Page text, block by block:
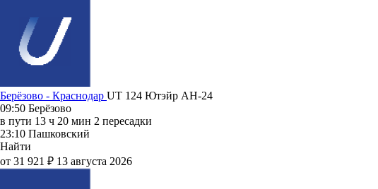
Берёзово - Краснодар UT 124 Ютэйр АН-24
09:50 Берёзово
в пути 13 ч 20 мин 2 пересадки
23:10 Пашковский
Найти
от 31 921 ₽ 13 августа 2026